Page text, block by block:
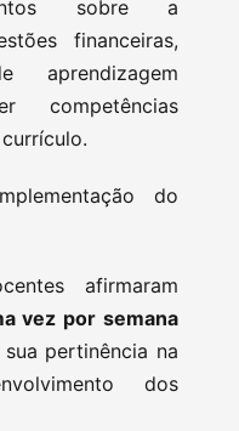
sobre a
financeiras,
aprendizagem
competências
do
afirmaram
vez por semana
pertinência na
dos